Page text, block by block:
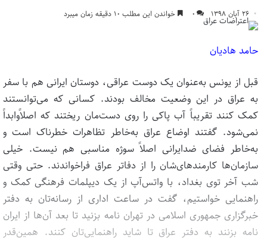
۲۶ آبان ۱۳۹۸ ۰ خواندن این مطلب ۱۰ دقیقه زمان میبرد
حامد هادیان
قبل از یونس به‌عنوان یک دوست عراقی، دوستان ایرانی هم با سفر
به عراق در این وضعیت مخالف بودند. کسانی که می‌توانستند
کمک کنند تقریباً آب پاکی را روی دست‌مان ریختند که اصلاً‌و‌ابداً
نمی‌شود. گفتند اوضاع عراق به‌خاطر تظاهرات خطرناک است و
به‌خاطر فضای ضدایرانی اصلاً سوژه مناسبی هم نیست. خیلی
سازمان‌ها کارمندهای‌شان را از دفاتر عراق فراخواندند. حتی وقتی
شب آخر توی بغداد، با واتس‌آپ از یک دیپلمات فرهنگی کمک و
راهنمایی خواستیم، گفت در ساعت اداری از رسانه‌تان به دفتر
خبرگزاری جمهوری اسلامی در تهران نامه بزنید تا بعد آن‌ها از ایران
نامه بزنند به دفتر عراق تا شاید راهنمایی‌تان کنند. همین‌قدر